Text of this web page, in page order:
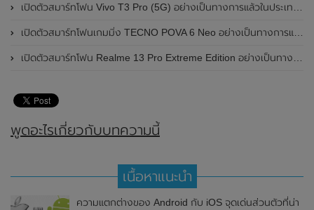
เปิดตัวสมาร์ทโฟน Vivo T3 Pro (5G) อย่างเป็นทางการแล้วในประเทศอินเดีย
เปิดตัวสมาร์ทโฟนเกมมิ่ง TECNO POVA 6 Neo อย่างเป็นทางการแล้วในประเทศไทย ในราคา 8,499 บาท
เปิดตัวสมาร์ทโฟน Realme 13 Pro Extreme Edition อย่างเป็นทางการแล้วในประเทศจีน
พูดอะไรเกี่ยวกับบทความนี้
เนื้อหาแนะนำ
ความแตกต่างของ Android กับ iOS จุดเด่นส่วนตัวที่น่า